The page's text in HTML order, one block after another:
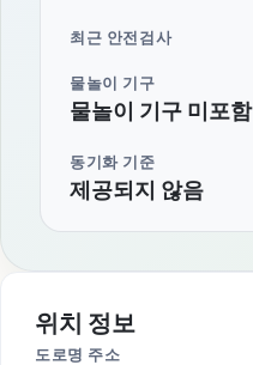
최근 안전검사
물놀이 기구
물놀이 기구 미포함
동기화 기준
제공되지 않음
위치 정보
도로명 주소